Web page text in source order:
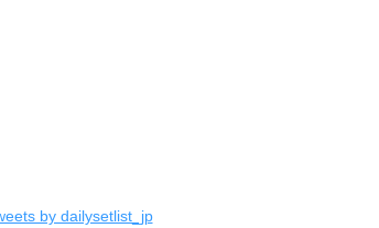
by dailysetlist_jp